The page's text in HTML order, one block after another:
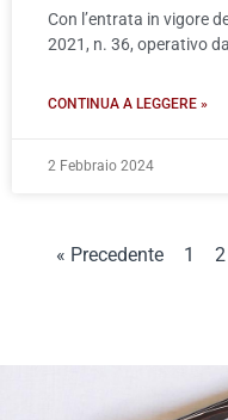
Con l’entrata in vigore
2021, n. 36, operativo
CONTINUA A LEGGERE »
2 Febbraio 2024
« Precedente 1 2